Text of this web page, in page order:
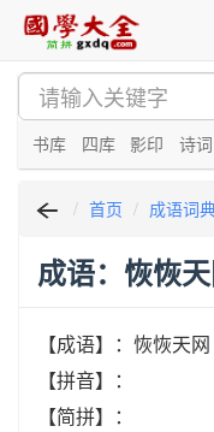
书库 四库 影印 诗词
首页 成语词
成语：恢恢
【成语】：恢恢天网
【拼音】：
【简拼】：